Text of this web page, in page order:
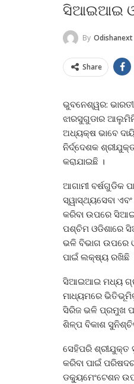
ସିଆଇଆଇ
By Odishanext
Share
ଭୁବନେଶ୍ୱର:
ଝାରସୁଗୁଡାର
ଅଧ୍ୟକ୍ଷ ଭାବେ
ନିର୍ଦ୍ଦେଶକ
କରାଯାଇଛି ।
ଆଗାମୀ ବର୍ଷଗୁଡିକ
ସ୍ୱାସ୍ଥ୍ୟସେବା
କରିବା ଉପରେ
ପଶ୍ଚିମ ଓଡିଶାରେ
ଭଳି ବିଭାଗ ଉପରେ
ପାଇଁ ଲକ୍ଷ୍ୟ ରଖିଛି
ସିଆଇଆଇ ମଧ୍ୟ
ମାଧ୍ୟମରେ
ସିରିଜ ଭଳି ପ୍ରମୁଖ
ଶିଳ୍ପ ବିକାଶ
ସେହିପରି ଶ୍ରୀଯୁକ୍ତ
କରିବା ପାଇଁ
ଡକ୍ୟୁମେଂଟେଶନ